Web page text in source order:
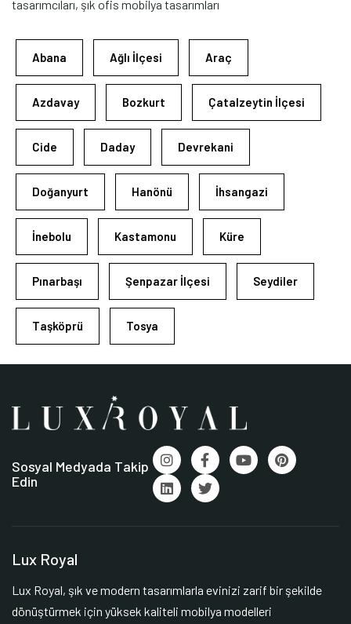
tasarımcıları, şık ofis mobilya tasarımları
Abana Ağlı İlçesi Araç
Azdavay Bozkurt Çatalzeytin İlçesi
Cide Daday Devrekani
Doğanyurt Hanönü İhsangazi
İnebolu Kastamonu Küre
Pınarbaşı Şenpazar İlçesi Seydiler
Taşköprü Tosya
Sosyal Medyada Takip
Edin
Lux Royal
Lux Royal, şık ve modern tasarımlarla evinizi zarif bir şekilde
dönüştürmek için yüksek kaliteli mobilya modelleri